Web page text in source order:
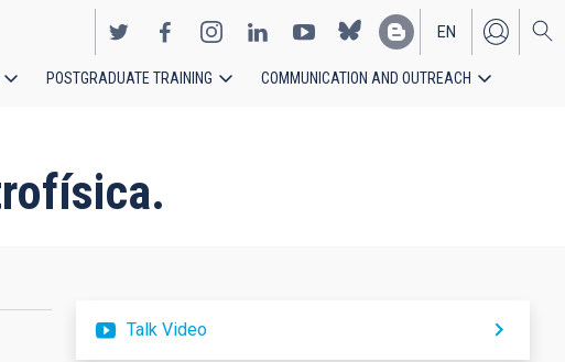
EN
ES
POSTGRADUATE TRAINING COMMUNICATION AND OUTREACH
Talk Video